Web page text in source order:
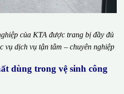
của KTA được trang bị đầy đủ
vụ dịch vụ tận tâm – chuyên nghiệp
dùng trong vệ sinh công